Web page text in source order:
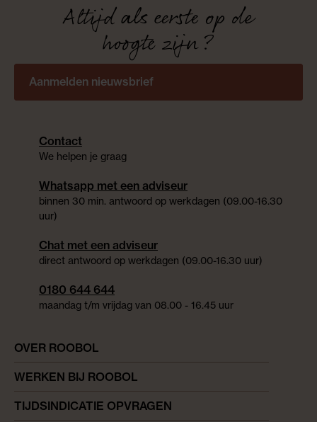
Altijd als eerste op de
hoogte zijn?
Aanmelden nieuwsbrief
OVER ROOBOL
WERKEN BIJ ROOBOL
TIJDSINDICATIE OPVRAGEN
Contact
We helpen je graag
Whatsapp met een adviseur
binnen 30 min. antwoord op werkdagen (09.00-16.30
uur)
Chat met een adviseur
direct antwoord op werkdagen (09.00-16.30 uur)
0180 644 644
maandag t/m vrijdag van 08.00 - 16.45 uur